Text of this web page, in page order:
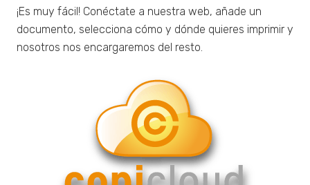
¡Es muy fácil! Conéctate a nuestra web, añade un
documento, selecciona cómo y dónde quieres imprimir y
nosotros nos encargaremos del resto.
Necesarias
Estas
son
Estadísticas